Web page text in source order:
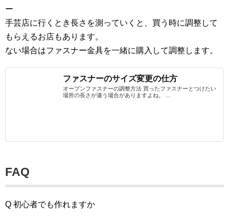
ー
手芸店に行くとき長さを測っていくと、買う時に調整して
もらえるお店もあります。
ない場合はファスナー金具を一緒に購入して調整します。
ファスナーのサイズ変更の仕方
オープンファスナーの調整方法 買ったファスナーとつけたい
場所の長さが違う場合がありますよね。 ...
FAQ
Q 初心者でも作れますか